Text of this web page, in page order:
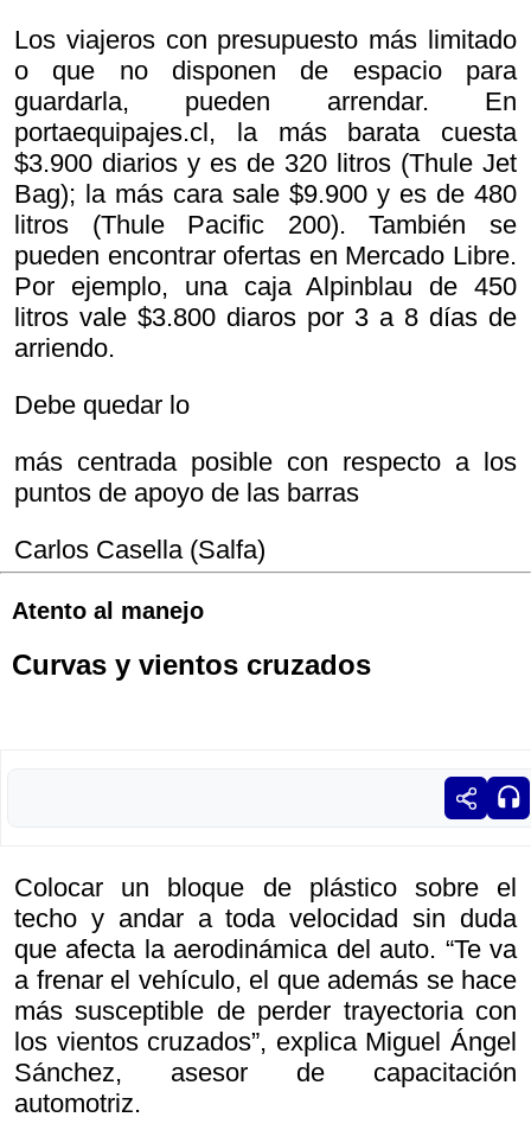
Los viajeros con presupuesto más limitado
o que no disponen de espacio para
guardarla, pueden arrendar. En
portaequipajes.cl, la más barata cuesta
$3.900 diarios y es de 320 litros (Thule Jet
Bag); la más cara sale $9.900 y es de 480
litros (Thule Pacific 200). También se
pueden encontrar ofertas en Mercado Libre.
Por ejemplo, una caja Alpinblau de 450
litros vale $3.800 diaros por 3 a 8 días de
arriendo.
Debe quedar lo
más centrada posible con respecto a los
puntos de apoyo de las barras
Carlos Casella (Salfa)
Atento al manejo
Curvas y vientos cruzados
Colocar un bloque de plástico sobre el
techo y andar a toda velocidad sin duda
que afecta la aerodinámica del auto. “Te va
a frenar el vehículo, el que además se hace
más susceptible de perder trayectoria con
los vientos cruzados”, explica Miguel Ángel
Sánchez, asesor de capacitación
automotriz.